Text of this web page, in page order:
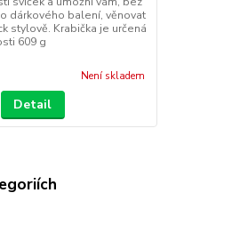
dárkového balení, věnovat
stylově. Krabička je určená
609 g
Není skladem
Detail